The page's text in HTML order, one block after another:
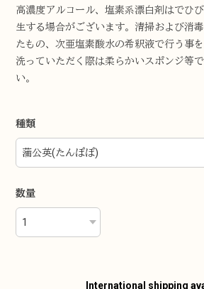
高濃度アルコール、塩素系漂白剤はでひ
生する場合がございます。清掃および消
たもの、次亜塩素酸水の希釈液で行う事
洗っていただく際は柔らかいスポンジ等
い。
種類
数量
International shipping